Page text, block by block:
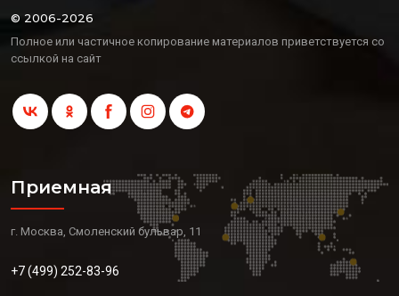
© 2006-2026
Полное или частичное копирование материалов приветствуется со
ссылкой на сайт
Приемная
г. Москва, Смоленский бульвар, 11
+7 (499) 252-83-96